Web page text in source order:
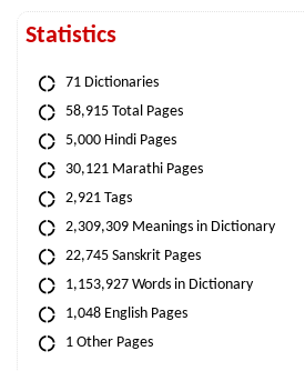
Statistics
71 Dictionaries
58,915 Total Pages
5,000 Hindi Pages
30,121 Marathi Pages
2,921 Tags
2,309,309 Meanings in Dictionary
22,745 Sanskrit Pages
1,153,927 Words in Dictionary
1,048 English Pages
1 Other Pages